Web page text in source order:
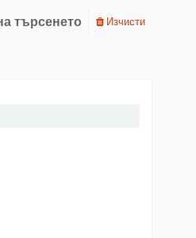
търсенето Изчисти